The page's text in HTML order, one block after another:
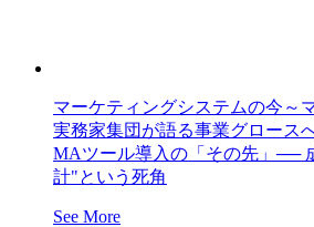
マーケティングシステムの今～
実務家集団が語る事業グロース
MAツール導入の「その先」──
計"という死角
See More